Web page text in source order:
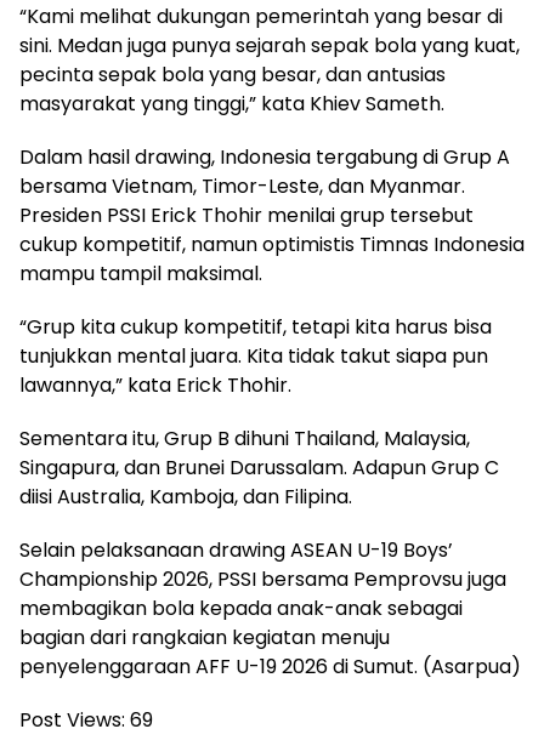
“Kami melihat dukungan pemerintah yang besar di
sini. Medan juga punya sejarah sepak bola yang kuat,
pecinta sepak bola yang besar, dan antusias
masyarakat yang tinggi,” kata Khiev Sameth.
Dalam hasil drawing, Indonesia tergabung di Grup A
bersama Vietnam, Timor-Leste, dan Myanmar.
Presiden PSSI Erick Thohir menilai grup tersebut
cukup kompetitif, namun optimistis Timnas Indonesia
mampu tampil maksimal.
“Grup kita cukup kompetitif, tetapi kita harus bisa
tunjukkan mental juara. Kita tidak takut siapa pun
lawannya,” kata Erick Thohir.
Sementara itu, Grup B dihuni Thailand, Malaysia,
Singapura, dan Brunei Darussalam. Adapun Grup C
diisi Australia, Kamboja, dan Filipina.
Selain pelaksanaan drawing ASEAN U-19 Boys’
Championship 2026, PSSI bersama Pemprovsu juga
membagikan bola kepada anak-anak sebagai
bagian dari rangkaian kegiatan menuju
penyelenggaraan AFF U-19 2026 di Sumut. (Asarpua)
Post Views: 69